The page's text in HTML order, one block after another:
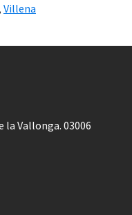
Villena
la Vallonga. 03006